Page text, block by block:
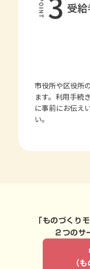
受
市役所や区役所
ます。利用手続
に事前にお伝え
い。
「ものづくり
２つのサ
（